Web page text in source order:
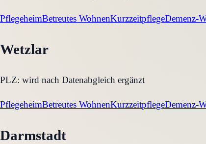
PflegeheimBetreutes WohnenKurzzeitpflegeDemenz-
Wetzlar
PLZ: wird nach Datenabgleich ergänzt
PflegeheimBetreutes WohnenKurzzeitpflegeDemenz-
Darmstadt